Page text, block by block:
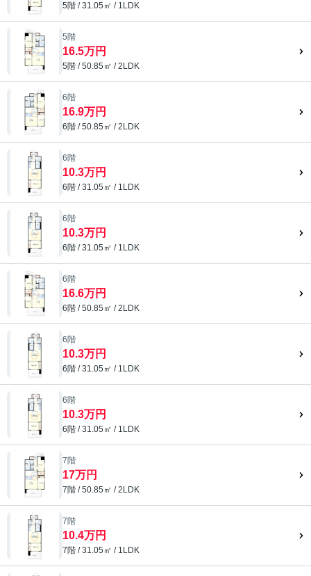
5階 / 31.05㎡ / 1LDK
5階
16.5万円
5階 / 50.85㎡ / 2LDK
6階
16.9万円
6階 / 50.85㎡ / 2LDK
6階
10.3万円
6階 / 31.05㎡ / 1LDK
6階
10.3万円
6階 / 31.05㎡ / 1LDK
6階
16.6万円
6階 / 50.85㎡ / 2LDK
6階
10.3万円
6階 / 31.05㎡ / 1LDK
6階
10.3万円
6階 / 31.05㎡ / 1LDK
7階
17万円
7階 / 50.85㎡ / 2LDK
7階
10.4万円
7階 / 31.05㎡ / 1LDK